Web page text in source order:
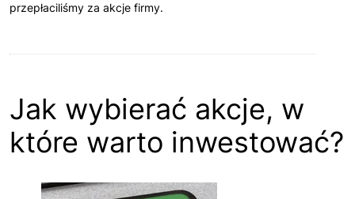
przepłaciliśmy za akcje firmy.
Jak wybierać akcje, w
które warto inwestować?